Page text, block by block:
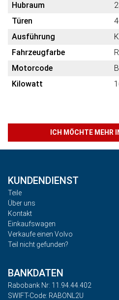
Hubraum
Türen
Ausführung
Fahrzeugfarbe
Motorcode
Kilowatt
ICH MÖCHTE MEHR
KUNDENDIENST
Teile
Über uns
Kontakt
Einkaufswagen
Verkaufe einen Volvo
Teil nicht gefunden?
BANKDATEN
Rabobank Nr: 11.94.44.402
SWIFT-Code: RABONL2U